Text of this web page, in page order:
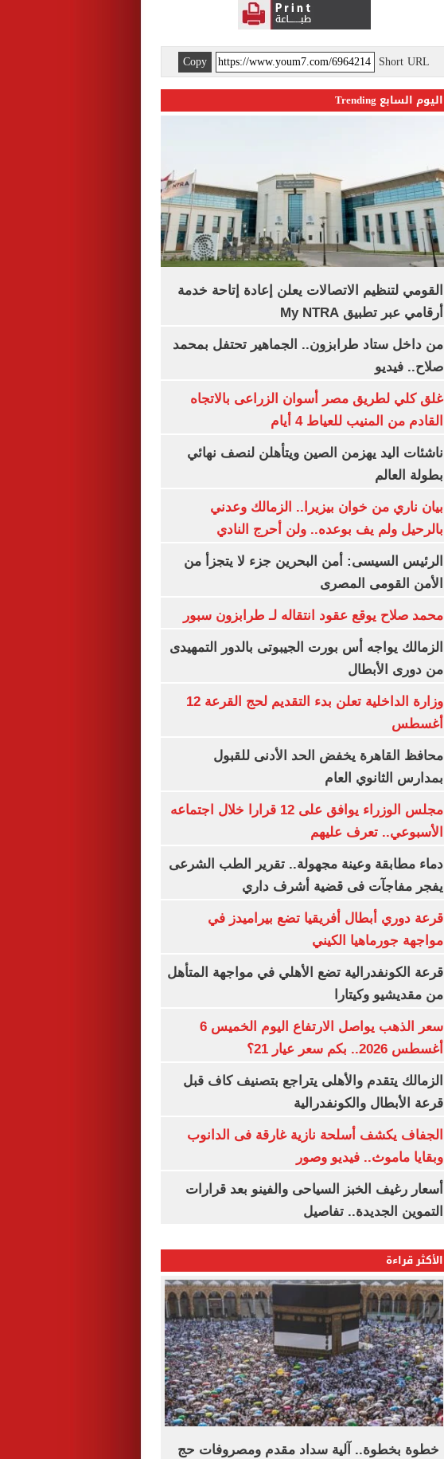
Short URL
Copy
اليوم السابع Trending
القومي لتنظيم الاتصالات يعلن إعادة إتاحة خدمة
أرقامي عبر تطبيق My NTRA
من داخل ستاد طرابزون.. الجماهير تحتفل بمحمد
صلاح.. فيديو
غلق كلي لطريق مصر أسوان الزراعى بالاتجاه
القادم من المنيب للعياط 4 أيام
ناشئات اليد يهزمن الصين ويتأهلن لنصف نهائي
بطولة العالم
بيان ناري من خوان بيزيرا.. الزمالك وعدني
بالرحيل ولم يف بوعده.. ولن أحرج النادي
الرئيس السيسى: أمن البحرين جزء لا يتجزأ من
الأمن القومى المصرى
محمد صلاح يوقع عقود انتقاله لـ طرابزون سبور
الزمالك يواجه أس بورت الجيبوتى بالدور التمهيدى
من دورى الأبطال
وزارة الداخلية تعلن بدء التقديم لحج القرعة 12
أغسطس
محافظ القاهرة يخفض الحد الأدنى للقبول
بمدارس الثانوي العام
مجلس الوزراء يوافق على 12 قرارا خلال اجتماعه
الأسبوعي.. تعرف عليهم
دماء مطابقة وعينة مجهولة.. تقرير الطب الشرعى
يفجر مفاجآت فى قضية أشرف داري
قرعة دوري أبطال أفريقيا تضع بيراميدز في
مواجهة جورماهيا الكيني
قرعة الكونفدرالية تضع الأهلي في مواجهة المتأهل
من مقديشيو وكيتارا
سعر الذهب يواصل الارتفاع اليوم الخميس 6
أغسطس 2026.. بكم سعر عيار 21؟
الزمالك يتقدم والأهلى يتراجع بتصنيف كاف قبل
قرعة الأبطال والكونفدرالية
الجفاف يكشف أسلحة نازية غارقة فى الدانوب
وبقايا ماموث.. فيديو وصور
أسعار رغيف الخبز السياحى والفينو بعد قرارات
التموين الجديدة.. تفاصيل
الأكثر قراءة
خطوة بخطوة.. آلية سداد مقدم ومصروفات حج